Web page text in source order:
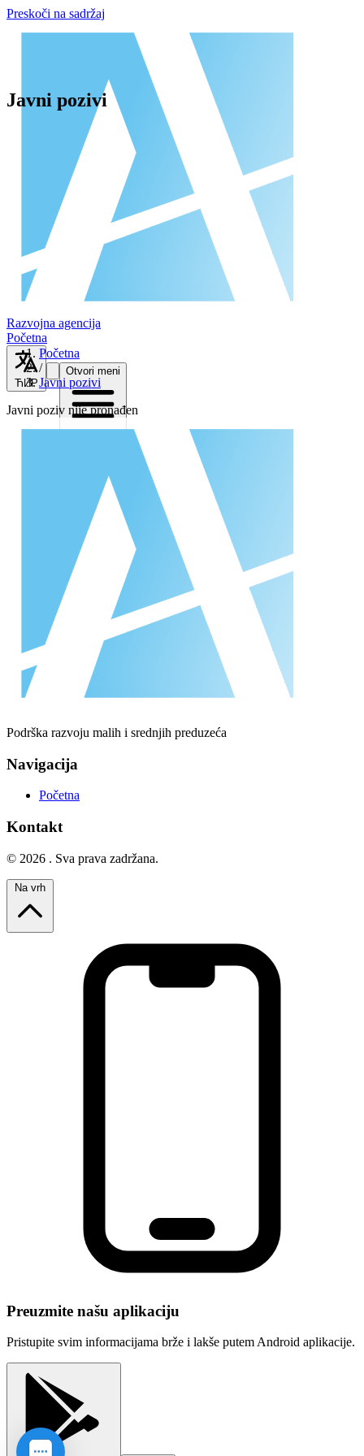
Preskoči na sadržaj
Razvojna agencija
Početna
ЋИР
Otvori meni
Javni pozivi
Početna
/
Javni pozivi
Javni poziv nije pronađen
Podrška razvoju malih i srednjih preduzeća
Navigacija
Početna
Kontakt
© 2026 . Sva prava zadržana.
Preuzmite našu aplikaciju
Pristupite svim informacijama brže i lakše putem Android aplikacije.